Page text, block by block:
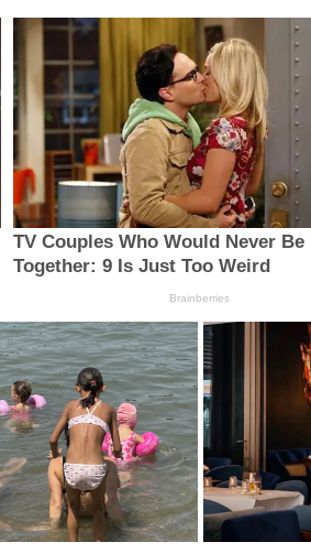
TV Couples Who Would Never Be
Together: 9 Is Just Too Weird
Brainberries